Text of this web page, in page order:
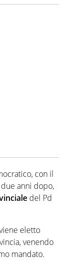
con il
due anni dopo,
del Pd
eletto
venendo
mandato.